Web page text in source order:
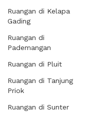
Ruangan di Kelapa
Gading
Ruangan di
Pademangan
Ruangan di Pluit
Ruangan di Tanjung
Priok
Ruangan di Sunter